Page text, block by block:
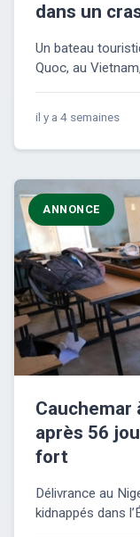
dans un
Un bateau
Quoc, au
il y a 4 semaines
ANNONCE
Cauchemar
après 56
fort
Délivrance au
kidnappés dans